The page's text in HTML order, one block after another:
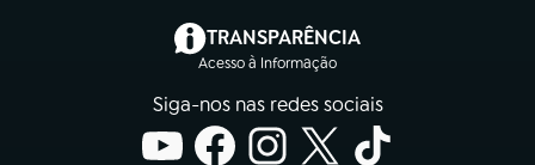
TRANSPARÊNCIA
Acesso à Informação
(abre em nova aba)
Siga-nos nas redes sociais